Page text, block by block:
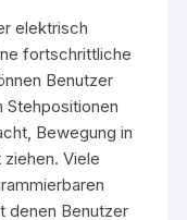
elektrisch
fortschrittliche
Benutzer
Bewegung in
Viele
denen Benutzer